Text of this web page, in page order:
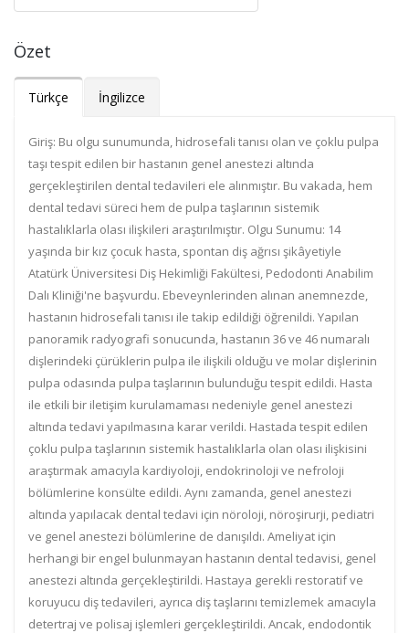
Özet
Türkçe İngilizce
Giriş: Bu olgu sunumunda, hidrosefali tanısı olan ve çoklu pulpa
taşı tespit edilen bir hastanın genel anestezi altında
gerçekleştirilen dental tedavileri ele alınmıştır. Bu vakada, hem
dental tedavi süreci hem de pulpa taşlarının sistemik
hastalıklarla olası ilişkileri araştırılmıştır. Olgu Sunumu: 14
yaşında bir kız çocuk hasta, spontan diş ağrısı şikâyetiyle
Atatürk Üniversitesi Diş Hekimliği Fakültesi, Pedodonti Anabilim
Dalı Kliniği'ne başvurdu. Ebeveynlerinden alınan anemnezde,
hastanın hidrosefali tanısı ile takip edildiği öğrenildi. Yapılan
panoramik radyografi sonucunda, hastanın 36 ve 46 numaralı
dişlerindeki çürüklerin pulpa ile ilişkili olduğu ve molar dişlerinin
pulpa odasında pulpa taşlarının bulunduğu tespit edildi. Hasta
ile etkili bir iletişim kurulamaması nedeniyle genel anestezi
altında tedavi yapılmasına karar verildi. Hastada tespit edilen
çoklu pulpa taşlarının sistemik hastalıklarla olan olası ilişkisini
araştırmak amacıyla kardiyoloji, endokrinoloji ve nefroloji
bölümlerine konsülte edildi. Aynı zamanda, genel anestezi
altında yapılacak dental tedavi için nöroloji, nöroşirurji, pediatri
ve genel anestezi bölümlerine de danışıldı. Ameliyat için
herhangi bir engel bulunmayan hastanın dental tedavisi, genel
anestezi altında gerçekleştirildi. Hastaya gerekli restoratif ve
koruyucu diş tedavileri, ayrıca diş taşlarını temizlemek amacıyla
detertraj ve polisaj işlemleri gerçekleştirildi. Ancak, endodontik